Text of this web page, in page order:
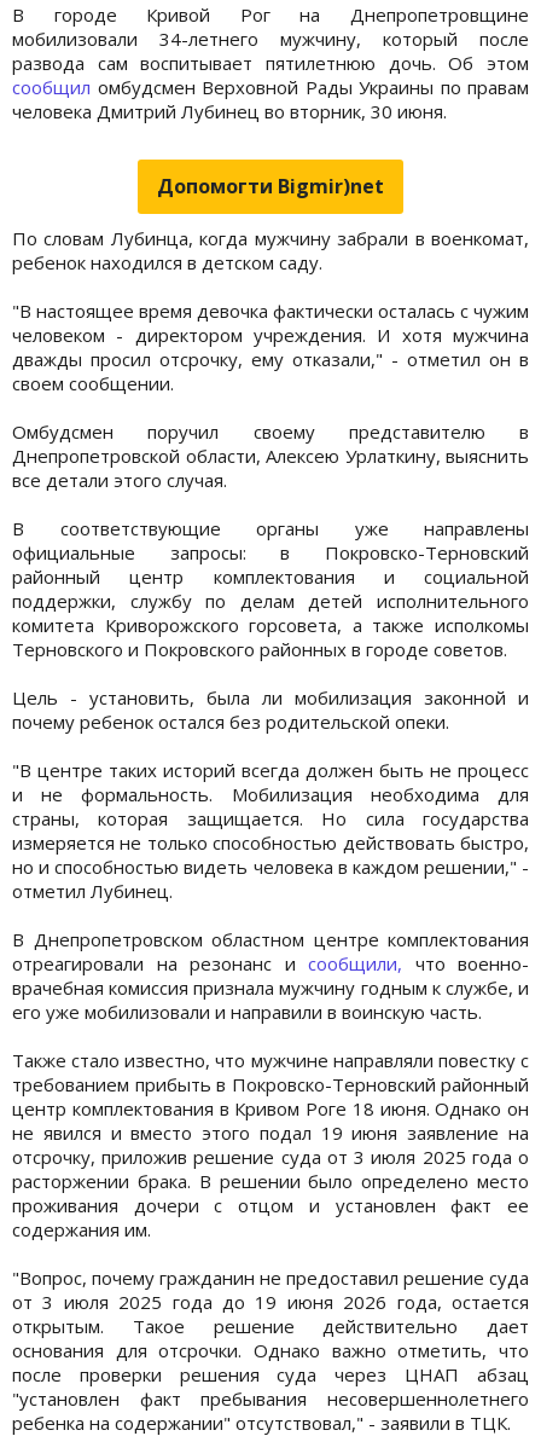
В городе Кривой Рог на Днепропетровщине
мобилизовали 34-летнего мужчину, который после
развода сам воспитывает пятилетнюю дочь. Об этом
сообщил омбудсмен Верховной Рады Украины по правам
человека Дмитрий Лубинец во вторник, 30 июня.
Допомогти Bigmir)net
По словам Лубинца, когда мужчину забрали в военкомат,
ребенок находился в детском саду.
"В настоящее время девочка фактически осталась с чужим
человеком - директором учреждения. И хотя мужчина
дважды просил отсрочку, ему отказали," - отметил он в
своем сообщении.
Омбудсмен поручил своему представителю в
Днепропетровской области, Алексею Урлаткину, выяснить
все детали этого случая.
В соответствующие органы уже направлены
официальные запросы: в Покровско-Терновский
районный центр комплектования и социальной
поддержки, службу по делам детей исполнительного
комитета Криворожского горсовета, а также исполкомы
Терновского и Покровского районных в городе советов.
Цель - установить, была ли мобилизация законной и
почему ребенок остался без родительской опеки.
"В центре таких историй всегда должен быть не процесс
и не формальность. Мобилизация необходима для
страны, которая защищается. Но сила государства
измеряется не только способностью действовать быстро,
но и способностью видеть человека в каждом решении," -
отметил Лубинец.
В Днепропетровском областном центре комплектования
отреагировали на резонанс и сообщили, что военно-
врачебная комиссия признала мужчину годным к службе, и
его уже мобилизовали и направили в воинскую часть.
Также стало известно, что мужчине направляли повестку с
требованием прибыть в Покровско-Терновский районный
центр комплектования в Кривом Роге 18 июня. Однако он
не явился и вместо этого подал 19 июня заявление на
отсрочку, приложив решение суда от 3 июля 2025 года о
расторжении брака. В решении было определено место
проживания дочери с отцом и установлен факт ее
содержания им.
"Вопрос, почему гражданин не предоставил решение суда
от 3 июля 2025 года до 19 июня 2026 года, остается
открытым. Такое решение действительно дает
основания для отсрочки. Однако важно отметить, что
после проверки решения суда через ЦНАП абзац
"установлен факт пребывания несовершеннолетнего
ребенка на содержании" отсутствовал," - заявили в ТЦК.